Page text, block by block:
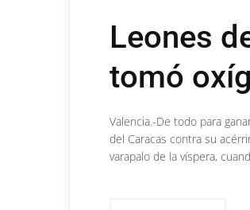
Leones
tomó
Valencia.-De todo para
del Caracas contra su
varapalo de la víspera,